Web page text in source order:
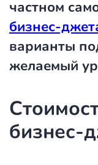
частном
бизнес-
варианты
желаемый
бизнес-